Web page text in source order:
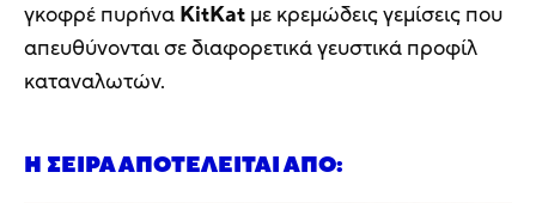
γκοφρέ πυρήνα KitKat με κρεμώδεις γεμίσεις που
απευθύνονται σε διαφορετικά γευστικά προφίλ
καταναλωτών.
Η ΣΕΙΡΆ ΑΠΟΤΕΛΕΊΤΑΙ ΑΠΌ: